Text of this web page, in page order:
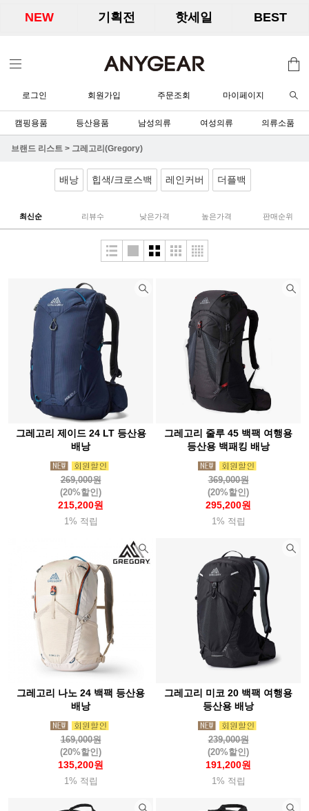
NEW 기획전 핫세일 BEST
로그인 회원가입 주문조회 마이페이지
캠핑용품 등산용품 남성의류 여성의류 의류소품
브랜드 리스트 > 그레고리(Gregory)
배낭 힙색/크로스백 레인커버 더플백
최신순 리뷰수 낮은가격 높은가격 판매순위
그레고리 제이드 24 LT 등산용
배낭
269,000원
(20%할인)
215,200원
1% 적립
그레고리 줄루 45 백팩 여행용
등산용 백패킹 배낭
369,000원
(20%할인)
295,200원
1% 적립
그레고리 나노 24 백팩 등산용
배낭
169,000원
(20%할인)
135,200원
1% 적립
그레고리 미코 20 백팩 여행용
등산용 배낭
239,000원
(20%할인)
191,200원
1% 적립